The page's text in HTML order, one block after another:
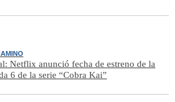
Netflix anunció fecha de estreno de la
6 de la serie “Cobra Kai”